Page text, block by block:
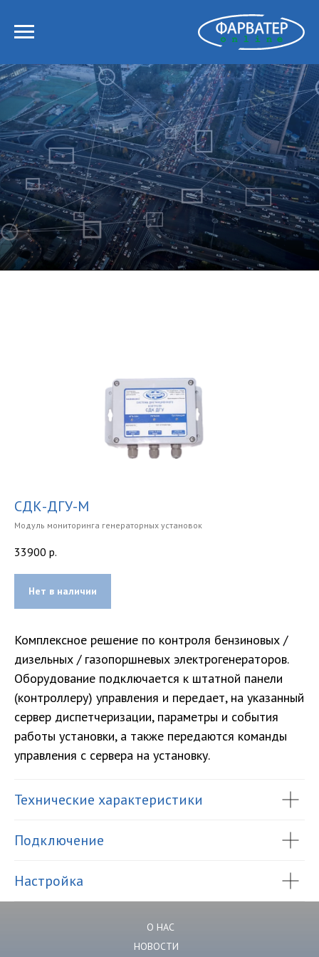
СДК-ДГУ-М
Модуль мониторинга генераторных установок
33900 р.
Нет в наличии
Комплексное решение по контроля бензиновых /
дизельных / газопоршневых электрогенераторов.
Оборудование подключается к штатной панели
(контроллеру) управления и передает, на указанный
сервер диспетчеризации, параметры и события
работы установки, а также передаются команды
управления с сервера на установку.
Технические характеристики
Подключение
Настройка
О НАС
НОВОСТИ